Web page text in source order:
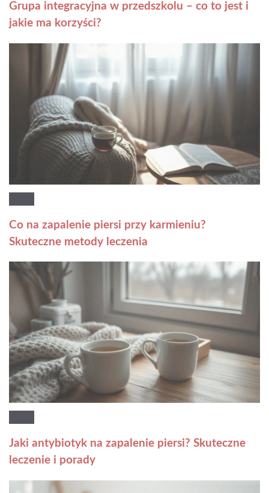
Grupa integracyjna w przedszkolu – co to jest i
jakie ma korzyści?
Co na zapalenie piersi przy karmieniu?
Skuteczne metody leczenia
Jaki antybiotyk na zapalenie piersi? Skuteczne
leczenie i porady